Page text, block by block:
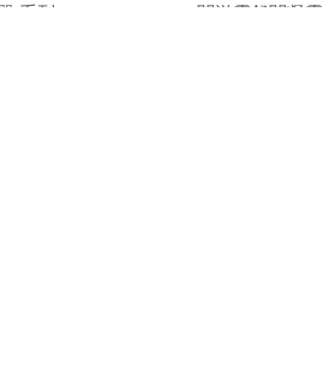
系列
關滋靈舒關凝露